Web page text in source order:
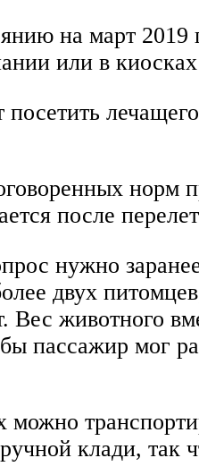
на март 2019
или в
норм
после
нужно заранее
двух
Вес животного
пассажир мог
можно
клади, так